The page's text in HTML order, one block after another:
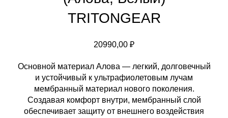
TRITONGEAR
20990,00 ₽
Основной материал Алова — легкий, долговечный
и устойчивый к ультрафиолетовым лучам
мембранный материал нового поколения.
Создавая комфорт внутри, мембранный слой
обеспечивает защиту от внешнего воздействия